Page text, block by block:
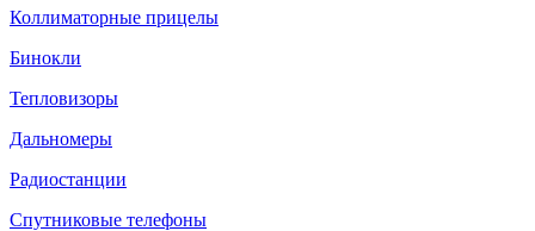
Коллиматорные прицелы
Бинокли
Тепловизоры
Дальномеры
Радиостанции
Спутниковые телефоны